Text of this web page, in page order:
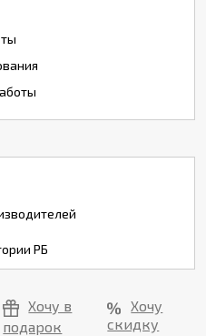
РБ
Хочу в
подарок
Хочу
скидку